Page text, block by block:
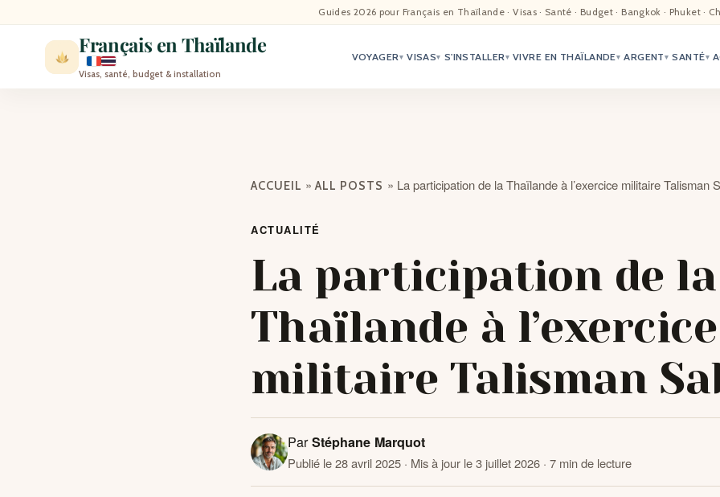
Guides 2026 pour Français en Thaïlande · Visas · Santé · Budget · Bangkok · Phuket ·
Français en Thaïlande
Visas, santé, budget & installation
VOYAGER▾ VISAS▾ S'INSTALLER▾ VIVRE EN THAÏLANDE▾ ARGENT ▾ SANTÉ▾
ACCUEIL
ACTUALITÉ
CONTACTS
ACCUEIL »ALL POSTS » La participation de la Thaïlande à l’exercice militaire Talisman
ACTUALITÉ
La participation de la
Thaïlande à l’exercice
militaire Talisman
ParStéphane Marquot
Publié le 28 avril 2025 · Mis à jour le 3 juillet 2026 · 7 min de lecture